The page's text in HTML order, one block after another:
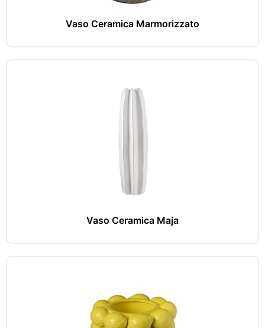
Vaso Ceramica Marmorizzato
Vaso Ceramica Maja